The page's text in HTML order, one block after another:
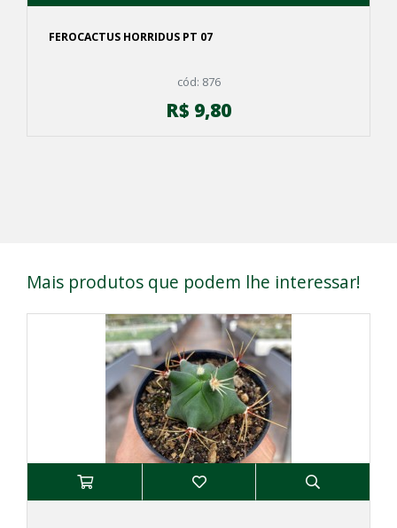
FEROCACTUS HORRIDUS PT 07
cód: 876
R$ 9,80
Mais produtos que podem lhe interessar!